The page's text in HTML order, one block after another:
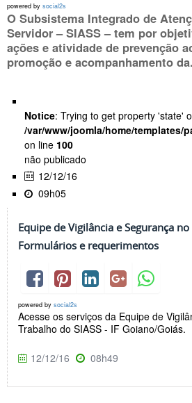
powered by social2s
O Subsistema Integrado de
Servidor – SIASS – tem por
ações e atividade de prevenção
promoção e acompanhamento
Notice: Trying to get property 'state'
/var/www/joomla/home/templates/
on line 100
não publicado
12/12/16
09h05
Equipe de Vigilância e Segurança
Formulários e requerimentos
powered by social2s
Acesse os serviços da Equipe de
Trabalho do SIASS - IF Goiano/Goiás.
12/12/16 08h49